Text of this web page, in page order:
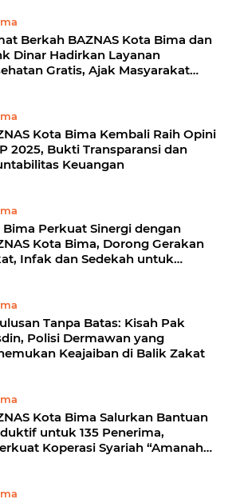
Berkah BAZNAS Kota Bima dan
Dinar Hadirkan Layanan
Gratis, Ajak Masyarakat
Kota Bima Kembali Raih Opini
2025, Bukti Transparansi dan
Keuangan
Bima Perkuat Sinergi dengan
Kota Bima, Dorong Gerakan
Infak dan Sedekah untuk
Tanpa Batas: Kisah Pak
Polisi Dermawan yang
Keajaiban di Balik Zakat
Kota Bima Salurkan Bantuan
untuk 135 Penerima,
Koperasi Syariah “Amanah